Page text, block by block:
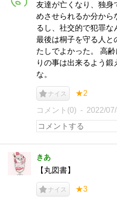
友達が亡くなり、独身
めさせられるか分から
るし、社交的で犯罪な
最後は桐子を守る人と
たしでよかった。 高
りの事は出来るよう
な。
ナイス ★2
コメント(0) 2022/07/
きあ
【丸図書】
ナイス ★3